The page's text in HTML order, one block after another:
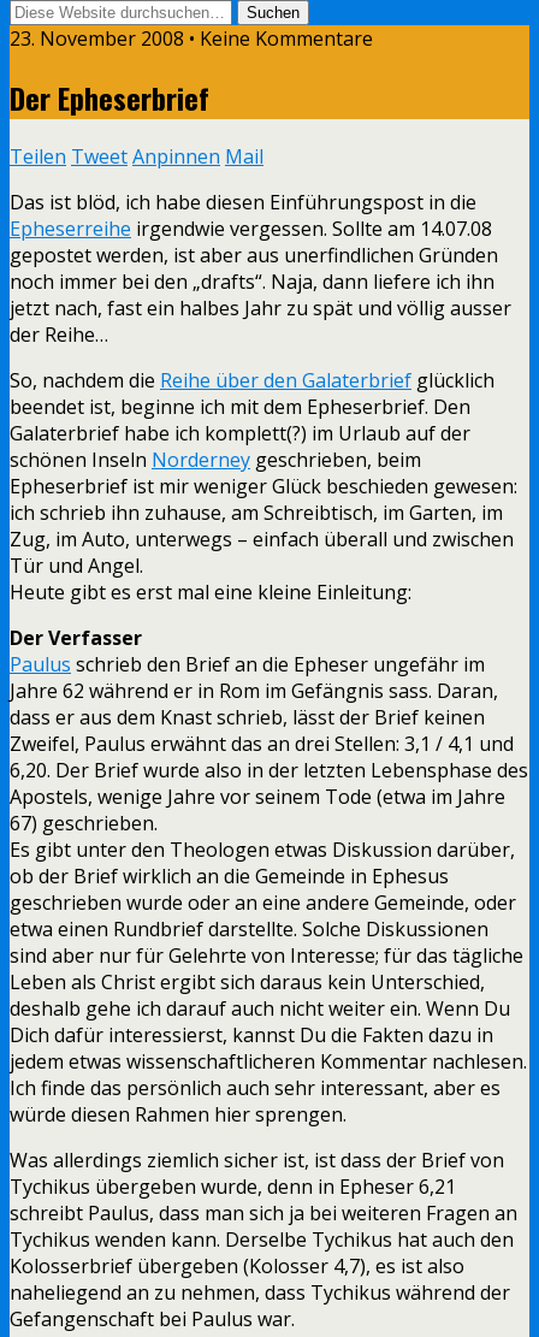
23. November 2008 • Keine Kommentare
Der Epheserbrief
Teilen TweetAnpinnen Mail
Das ist blöd, ich habe diesen Einführungspost in die
Epheserreihe irgendwie vergessen. Sollte am 14.07.08
gepostet werden, ist aber aus unerfindlichen Gründen
noch immer bei den „drafts“. Naja, dann liefere ich ihn
jetzt nach, fast ein halbes Jahr zu spät und völlig ausser
der Reihe…
So, nachdem die Reihe über den Galaterbrief glücklich
beendet ist, beginne ich mit dem Epheserbrief. Den
Galaterbrief habe ich komplett(?) im Urlaub auf der
schönen Inseln Norderney geschrieben, beim
Epheserbrief ist mir weniger Glück beschieden gewesen:
ich schrieb ihn zuhause, am Schreibtisch, im Garten, im
Zug, im Auto, unterwegs – einfach überall und zwischen
Tür und Angel.
Heute gibt es erst mal eine kleine Einleitung:
Der Verfasser
Paulus schrieb den Brief an die Epheser ungefähr im
Jahre 62 während er in Rom im Gefängnis sass. Daran,
dass er aus dem Knast schrieb, lässt der Brief keinen
Zweifel, Paulus erwähnt das an drei Stellen: 3,1 / 4,1 und
6,20. Der Brief wurde also in der letzten Lebensphase des
Apostels, wenige Jahre vor seinem Tode (etwa im Jahre
67) geschrieben.
Es gibt unter den Theologen etwas Diskussion darüber,
ob der Brief wirklich an die Gemeinde in Ephesus
geschrieben wurde oder an eine andere Gemeinde, oder
etwa einen Rundbrief darstellte. Solche Diskussionen
sind aber nur für Gelehrte von Interesse; für das tägliche
Leben als Christ ergibt sich daraus kein Unterschied,
deshalb gehe ich darauf auch nicht weiter ein. Wenn Du
Dich dafür interessierst, kannst Du die Fakten dazu in
jedem etwas wissenschaftlicheren Kommentar nachlesen.
Ich finde das persönlich auch sehr interessant, aber es
würde diesen Rahmen hier sprengen.
Was allerdings ziemlich sicher ist, ist dass der Brief von
Tychikus übergeben wurde, denn in Epheser 6,21
schreibt Paulus, dass man sich ja bei weiteren Fragen an
Tychikus wenden kann. Derselbe Tychikus hat auch den
Kolosserbrief übergeben (Kolosser 4,7), es ist also
naheliegend an zu nehmen, dass Tychikus während der
Gefangenschaft bei Paulus war.